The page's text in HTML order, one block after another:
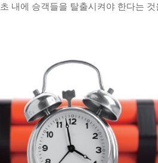
초 내에 승객들을 탈출시켜야 한다는